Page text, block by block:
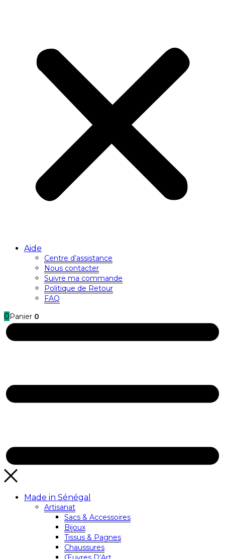
Aide
Centre d’assistance
Nous contacter
Suivre ma commande
Politique de Retour
FAQ
0 Panier 0
Made in Sénégal
Artisanat
Sacs & Accessoires
Bijoux
Tissus & Pagnes
Chaussures